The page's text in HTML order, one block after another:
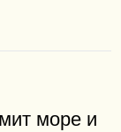
море и